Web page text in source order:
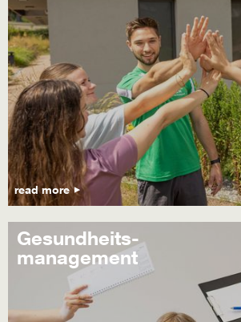
read more
Gesundheits-
management